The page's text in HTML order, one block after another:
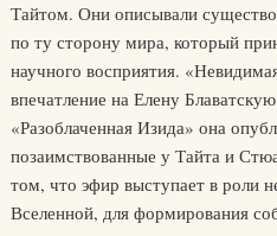
Тайтом. Они описывали
по ту сторону мира, который
научного восприятия.
впечатление на Елену
«Разоблаченная Изида» она
позаимствованные у Тайта и
том, что эфир выступает в роли
Вселенной, для формирования